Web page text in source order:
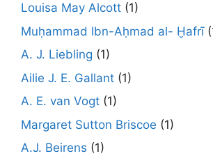
Louisa May Alcott (1)
Muḥammad Ibn-Aḥmad al- Ḫafrī
A. J. Liebling (1)
Ailie J. E. Gallant (1)
A. E. van Vogt (1)
Margaret Sutton Briscoe (1)
A.J. Beirens (1)